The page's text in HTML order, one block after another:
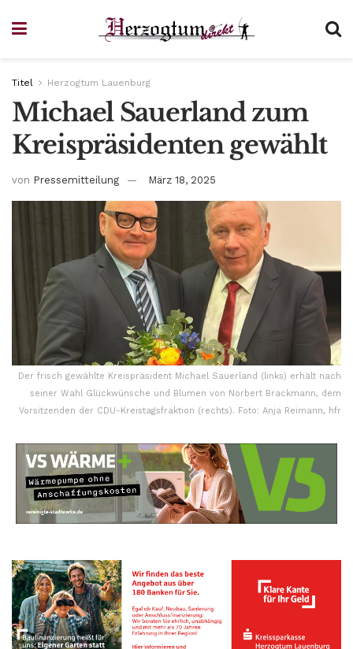
Titel Herzogtum Lauenburg
Michael Sauerland zum
Kreispräsidenten gewählt
von Pressemitteilung März 18, 2025
Der frisch gewählte Kreispräsident Michael Sauerland (links) erhält nach
seiner Wahl Glückwünsche und Blumen von Norbert Brackmann, dem
Vorsitzenden der CDU-Kreistagsfraktion (rechts). Foto: Anja Reimann, hfr